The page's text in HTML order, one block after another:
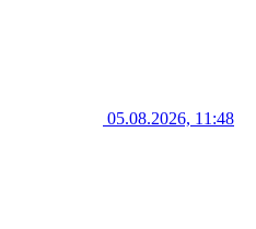
05.08.2026, 11:48